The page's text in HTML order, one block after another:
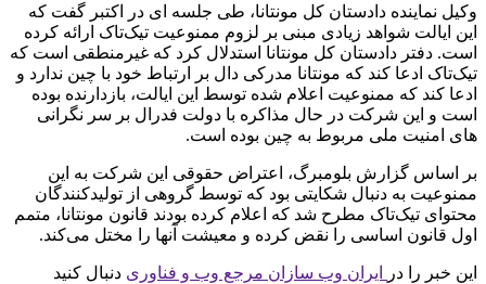
وکیل نماینده دادستان کل مونتانا، طی جلسه ای در اکتبر گفت که
این ایالت شواهد زیادی مبنی بر لزوم ممنوعیت تیک‌تاک ارائه کرده
است. دفتر دادستان کل مونتانا استدلال کرد که غیرمنطقی است که
تیک‌تاک ادعا کند که مونتانا مدرکی دال بر ارتباط خود با چین ندارد و
ادعا کند که ممنوعیت اعلام شده توسط این ایالت، بازدارنده بوده
است و این شرکت در حال مذاکره با دولت فدرال بر سر نگرانی
های امنیت ملی مربوط به چین بوده است.
بر اساس گزارش بلومبرگ، اعتراض حقوقی این شرکت به این
ممنوعیت به دنبال شکایتی بود که توسط گروهی از تولیدکنندگان
محتوای تیک‌تاک مطرح شد که اعلام کرده بودند قانون مونتانا، متمم
اول قانون اساسی را نقض کرده و معیشت آنها را مختل می‌کند.
این خبر را در ایران وب سازان مرجع وب و فناوری دنبال کنید